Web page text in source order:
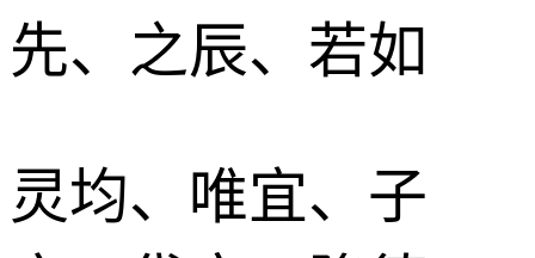
先、之辰、若如
灵均、唯宜、子